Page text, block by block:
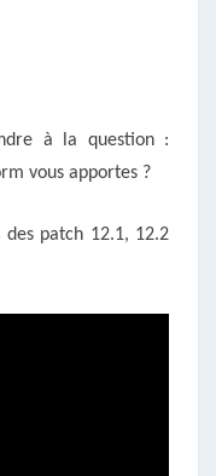
à la question :
vous apportes ?
patch 12.1, 12.2